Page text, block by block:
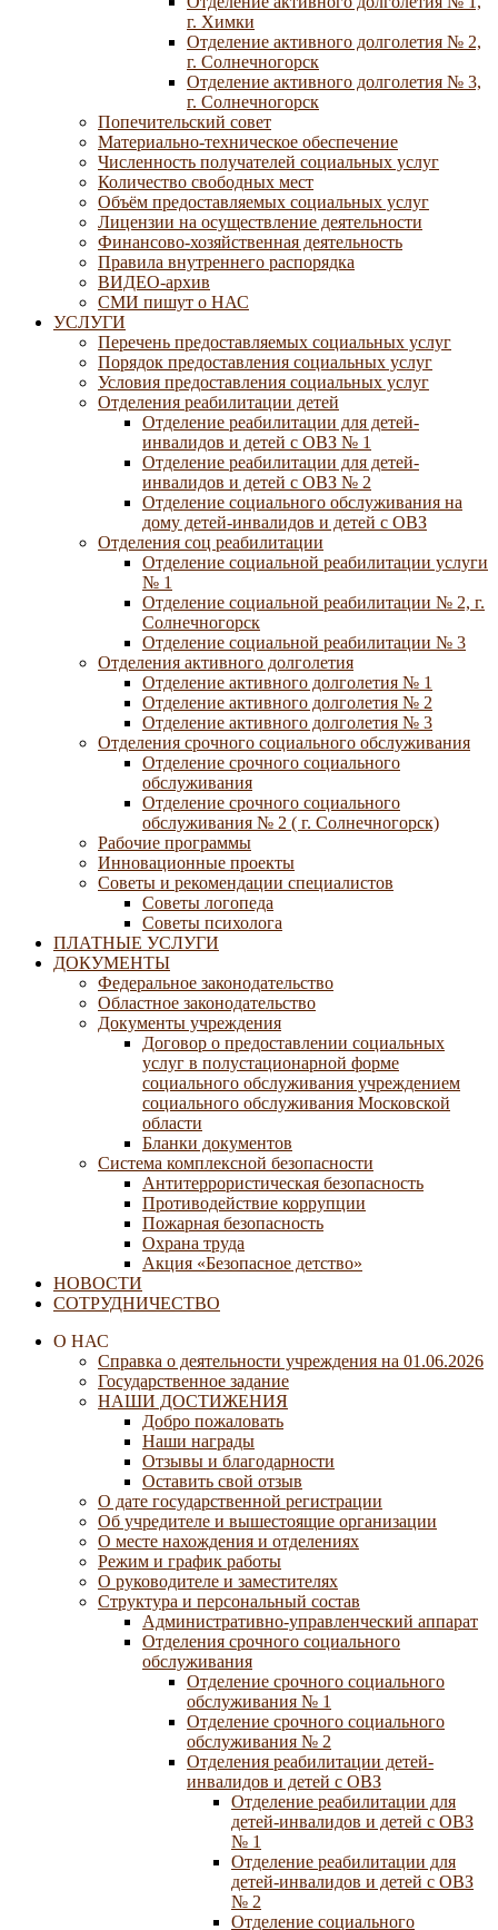
г. Химки
Отделение активного долголетия № 2,
г. Солнечногорск
Отделение активного долголетия № 3,
г. Солнечногорск
Попечительский совет
Материально-техническое обеспечение
Численность получателей социальных услуг
Количество свободных мест
Объём предоставляемых социальных услуг
Лицензии на осуществление деятельности
Финансово-хозяйственная деятельность
Правила внутреннего распорядка
ВИДЕО-архив
СМИ пишут о НАС
УСЛУГИ
Перечень предоставляемых социальных услуг
Порядок предоставления социальных услуг
Условия предоставления социальных услуг
Отделения реабилитации детей
Отделение реабилитации для детей-
инвалидов и детей с ОВЗ № 1
Отделение реабилитации для детей-
инвалидов и детей с ОВЗ № 2
Отделение социального обслуживания на
дому детей-инвалидов и детей с ОВЗ
Отделения соц реабилитации
Отделение социальной реабилитации услуги
№ 1
Отделение социальной реабилитации № 2, г.
Солнечногорск
Отделение социальной реабилитации № 3
Отделения активного долголетия
Отделение активного долголетия № 1
Отделение активного долголетия № 2
Отделение активного долголетия № 3
Отделения срочного социального обслуживания
Отделение срочного социального
обслуживания
Отделение срочного социального
обслуживания № 2 ( г. Солнечногорск)
Рабочие программы
Инновационные проекты
Советы и рекомендации специалистов
Советы логопеда
Советы психолога
ПЛАТНЫЕ УСЛУГИ
ДОКУМЕНТЫ
Федеральное законодательство
Областное законодательство
Документы учреждения
Договор о предоставлении социальных
услуг в полустационарной форме
социального обслуживания учреждением
социального обслуживания Московской
области
Бланки документов
Система комплексной безопасности
Антитеррористическая безопасность
Противодействие коррупции
Пожарная безопасность
Охрана труда
Акция «Безопасное детство»
НОВОСТИ
СОТРУДНИЧЕСТВО
О НАС
Справка о деятельности учреждения на 01.06.2026
Государственное задание
НАШИ ДОСТИЖЕНИЯ
Добро пожаловать
Наши награды
Отзывы и благодарности
Оставить свой отзыв
О дате государственной регистрации
Об учредителе и вышестоящие организации
О месте нахождения и отделениях
Режим и график работы
О руководителе и заместителях
Структура и персональный состав
Административно-управленческий аппарат
Отделения срочного социального
обслуживания
Отделение срочного социального
обслуживания № 1
Отделение срочного социального
обслуживания № 2
Отделения реабилитации детей-
инвалидов и детей с ОВЗ
Отделение реабилитации для
детей-инвалидов и детей с ОВЗ
№ 1
Отделение реабилитации для
детей-инвалидов и детей с ОВЗ
№ 2
Отделение социального